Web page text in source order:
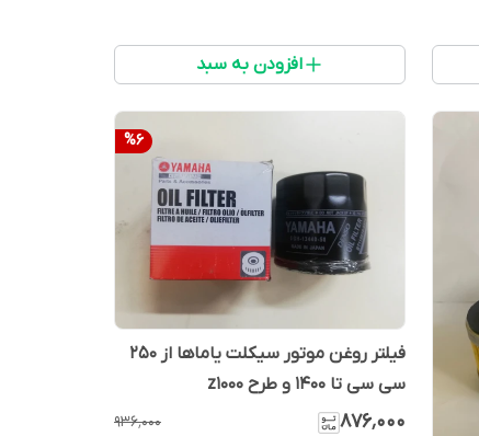
افزودن به سبد
%6
فیلتر روغن موتور سیکلت یاماها از 250
سی سی تا 1400 و طرح z1000
۸۷۶٬۰۰۰ ۹۳۶٬۰۰۰